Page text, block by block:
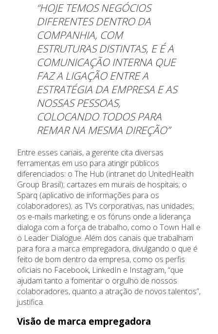
“HOJE TEMOS NEGÓCIOS
DIFERENTES DENTRO DA
COMPANHIA, COM
ESTRUTURAS DISTINTAS, E É A
COMUNICAÇÃO INTERNA QUE
FAZ A LIGAÇÃO ENTRE A
ESTRATÉGIA DA EMPRESA E AS
NOSSAS PESSOAS,
COLOCANDO TODOS PARA
REMAR NA MESMA DIREÇÃO”
Entre esses canais, a gerente cita diversas
ferramentas em uso para atingir públicos
diferenciados: o The Hub (intranet do UnitedHealth
Group Brasil); cartazes em murais de hospitais; o
Sparq (aplicativo de informações para os
colaboradores); as TVs corporativas, nas unidades;
os e-mails marketing; e os fóruns onde a liderança
dialoga com a força de trabalho, como o Town Hall e
o Leader Dialogue. Além dos canais que trabalham
para fora a marca empregadora, divulgando o que é
feito de bom dentro da empresa, como os perfis
oficiais no Facebook, LinkedIn e Instagram, “que
ajudam tanto a fomentar o orgulho de nossos
colaboradores, quanto a atração de novos talentos”,
justifica.
Visão de marca empregadora